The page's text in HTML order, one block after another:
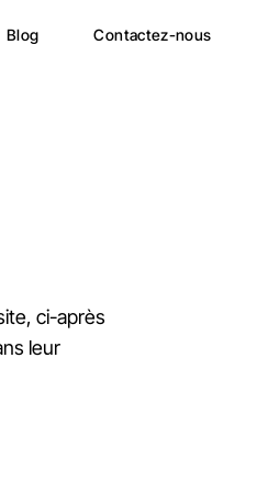
Blog Contactez-nous
ci-après
leur